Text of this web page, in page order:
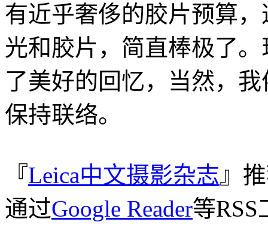
有近乎奢侈的胶片预算
光和胶片，简直棒极了
了美好的回忆，当然，
保持联络。
『Leica中文摄影杂志』
通过Google Reader等